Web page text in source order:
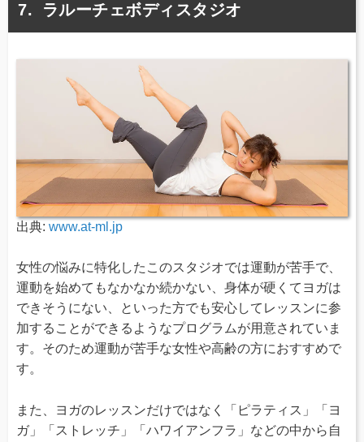
ラルーチェボディスタジオ
出典: www.at-ml.jp
女性の悩みに特化したこのスタジオでは運動が苦手で、
運動を始めてもなかなか続かない、身体が硬くてヨガは
できそうにない、といった方でも安心してレッスンに参
加することができるようなプログラムが用意されていま
す。そのため運動が苦手な女性や高齢の方におすすめで
す。
また、ヨガのレッスンだけではなく「ピラティス」「ヨ
ガ」「ストレッチ」「ハワイアンフラ」などの中から自